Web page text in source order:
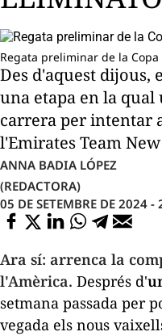
Regata preliminar de la
Des d'aquest dijous,
una etapa en la
carrera per intentar
l'Emirates Team
ANNA BADIA LÓPEZ
(REDACTORA)
05 DE SETEMBRE DE 2024 -
Ara sí: arrenca la
l'Amèrica. Després d'
setmana passada per
vegada els nous